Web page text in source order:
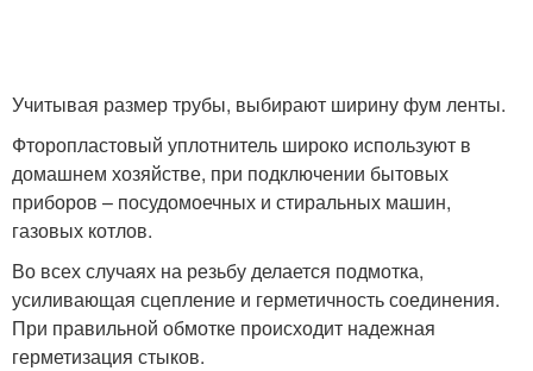
Учитывая размер трубы, выбирают ширину фум ленты.
Фторопластовый уплотнитель широко используют в
домашнем хозяйстве, при подключении бытовых
приборов – посудомоечных и стиральных машин,
газовых котлов.
Во всех случаях на резьбу делается подмотка,
усиливающая сцепление и герметичность соединения.
При правильной обмотке происходит надежная
герметизация стыков.